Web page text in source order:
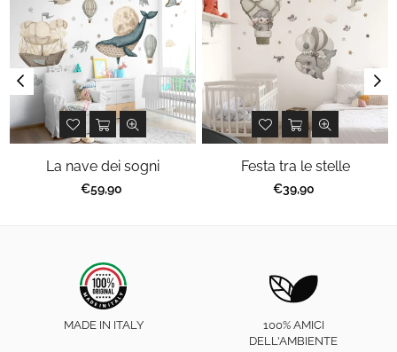
La nave dei sogni
Prezzo
€59,90
Festa tra le stelle
Prezzo
€39,90
MADE IN ITALY
100% AMICI
DELL'AMBIENTE